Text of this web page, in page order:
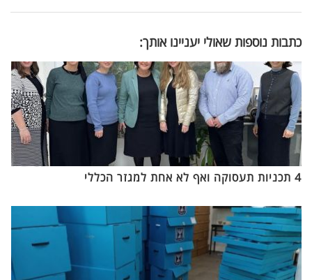
כתבות נוספות שאולי יעניינו אותך:
4 תכניות תעסוקה ואף לא אחת למגזר הכללי